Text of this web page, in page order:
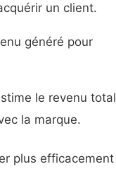
un client.
généré pour
le revenu total
la marque.
plus efficacement